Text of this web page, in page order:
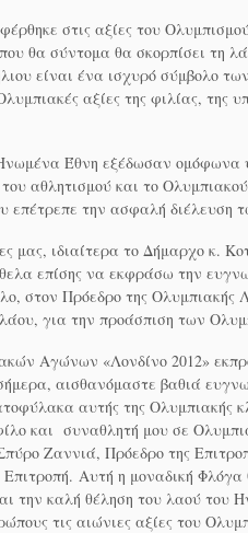
στις αξίες του
θα σύντομα θα σκορπίσει τη
είναι ένα ισχυρό σύμβολο
αξίες της φιλίας, της
Έθνη εξέδωσαν ομόφωνα
αθλητισμού και το
επέτρεπε την ασφαλή
μας, ιδιαίτερα το Δήμαρχο κ.
επίσης να εκφράσω την
στον Πρόεδρο της Ολυμπιακής
για την προάσπιση των
Αγώνων «Λονδίνο 2012»
αισθανόμαστε βαθιά
αυτής της Ολυμπιακής
και συναθλητή μου σε
Ζαννιά, Πρόεδρο της
Αυτή η μοναδική
την καλή θέληση του λαού
τις αιώνιες αξίες του